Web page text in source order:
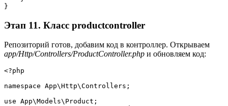
}
Этап 11. Класс productcontroller
Репозиторий готов, добавим код в контроллер. Открываем
app/Http/Controllers/ProductController.php и обновляем код:
<?php
namespace App\Http\Controllers;
use App\Models\Product;